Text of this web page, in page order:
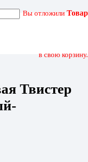
Вы отложили Товар
в свою корзину.
S131 БЕЛЫЙ-
Твистер